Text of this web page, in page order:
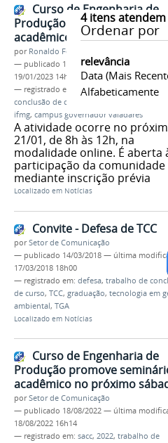
4itens atendem
Ordenar por
relevância
Data (mais
Alfabeticamente
Curso de Engenharia de
Produção promove
acadêmico no próximo
por Ronaldo Fernandes Roque
— publicado 19/01/2023—última
19/01/2023 14h27
— registrado em:
sacc,2023,trabalho de
conclusão de curso
ifmg, campus governador valadares
A atividade ocorre no
21/01, de 8h às 12h, na
modalidade online. É aberta
participação da comunidade
mediante inscrição prévia
Localizado em Notícias
Convite - Defesa de TCC
porSetor de Comunicação
— publicado 14/03/2018 — última
17/03/2018 18h00
— registrado em: defesa, trabalho de
de curso, TCC, graduação, tecnologia em
ambiental, TGA
Localizado em Notícias
Curso de Engenharia de
Produção promove
acadêmico no próximo
porSetor de Comunicação
— publicado 18/08/2022 — última
18/08/2022 16h14
— registrado em: sacc, 2022, trabalho de